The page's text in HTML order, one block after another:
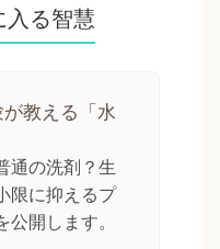
入る智慧
教える「水
通の洗剤？生
限に抑えるプ
開します。